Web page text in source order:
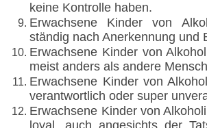
keine Kontrolle haben.
Erwachsene Kinder von
ständig nach Anerkennung und
Erwachsene Kinder von
meist anders als andere
Erwachsene Kinder von
verantwortlich oder super
Erwachsene Kinder von